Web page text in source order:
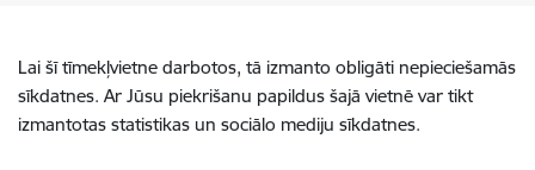
Lai šī tīmekļvietne darbotos, tā izmanto obligāti nepieciešamās
sīkdatnes. Ar Jūsu piekrišanu papildus šajā vietnē var tikt
izmantotas statistikas un sociālo mediju sīkdatnes.